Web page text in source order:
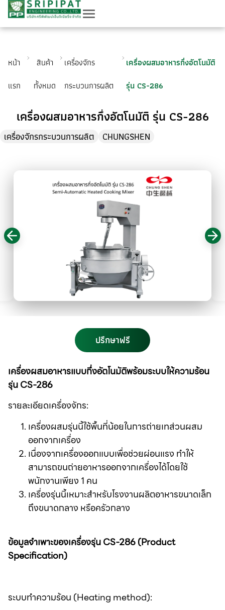
หน้า
แรก
สินค้า
ทั้งหมด
เครื่องจักร
กระบวนการผลิต
เครื่องผสมอาหารกึ่งอัตโนมัติ
รุ่น CS-286
เครื่องผสมอาหารกึ่งอัตโนมัติ รุ่น CS-286
เครื่องจักรกระบวนการผลิต CHUNGSHEN
ปรึกษาฟรี
เครื่องผสมอาหารแบบกึ่งอัตโนมัติพร้อมระบบให้ความร้อน
รุ่น CS-286
รายละเอียดเครื่องจักร:
เครื่องผสมรุ่นนี้ใช้พื้นที่น้อยในการถ่ายเทส่วนผสม
ออกจากเครื่อง
เนื่องจากเครื่องออกแบบเพื่อช่วยผ่อนแรง ทำให้
สามารถขนถ่ายอาหารออกจากเครื่องได้โดยใช้
พนักงานเพียง 1 คน
เครื่องรุ่นนี้เหมาะสำหรับโรงงานผลิตอาหารขนาดเล็ก
ถึงขนาดกลาง หรือครัวกลาง
ข้อมูลจำเพาะของเครื่องรุ่น CS-286 (Product
Specification)
ระบบทำความร้อน (Heating method):